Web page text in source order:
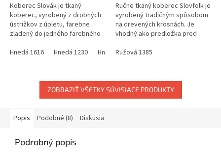
Koberec Slovák je tkaný
koberec, vyrobený z drobných
ústrižkov z úpletu, farebne
zladený do jedného farebného
prácu, povolená tolerancia v
Hnedá 1616 Hnedá 1230 Hnedá 1610 Hnedá 193510
Ručne tkaný koberec Slovfolk je
vyrobený tradičným spôsobom
na drevených krosnách. Je
vhodný ako predložka pred
ale dá sa použiť rôzne, podľa...
Ružová 1385
ZOBRAZIŤ VŠETKY SÚVISIACE PRODUKTY
Popis Podobné (8) Diskusia
Podrobný popis